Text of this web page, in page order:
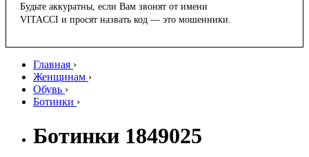
Будьте аккуратны, если Вам звонят от имени
VITACCI и просят назвать код — это мошенники.
Главная ›
Женщинам ›
Обувь ›
Ботинки ›
Ботинки 1849025